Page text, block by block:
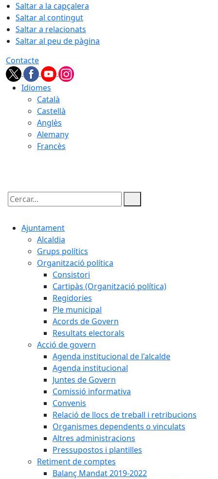
Saltar a la capçalera
Saltar al contingut
Saltar a relacionats
Saltar al peu de pàgina
Contacte
Idiomes
Català
Castellà
Anglès
Alemany
Francès
Cercar:
Ajuntament
Alcaldia
Grups polítics
Organització política
Consistori
Cartipàs (Organització política)
Regidories
Ple municipal
Acords de Govern
Resultats electorals
Acció de govern
Agenda institucional de l'alcalde
Agenda institucional
Juntes de Govern
Comissió informativa
Convenis
Relació de llocs de treball i retribucions
Organismes dependents o vinculats
Altres administracions
Pressupostos i plantilles
Retiment de comptes
Balanç Mandat 2019-2022